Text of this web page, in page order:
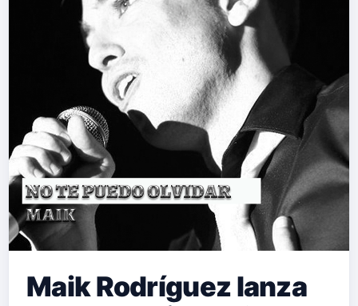
Maik Rodríguez lanza